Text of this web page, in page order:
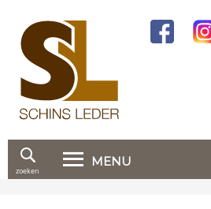
MENU
zoeken